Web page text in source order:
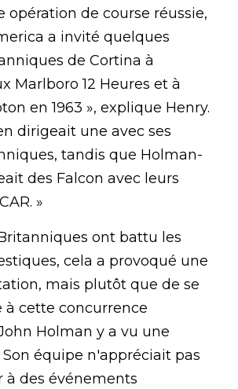
opération de course réussie,
a invité quelques
de Cortina à
Marlboro 12 Heures et à
en 1963 », explique Henry.
dirigeait une avec ses
tandis que Holman-
des Falcon avec leurs
»
ont battu les
cela a provoqué une
mais plutôt que de se
à cette concurrence
Holman y a vu une
équipe n'appréciait pas
à des événements